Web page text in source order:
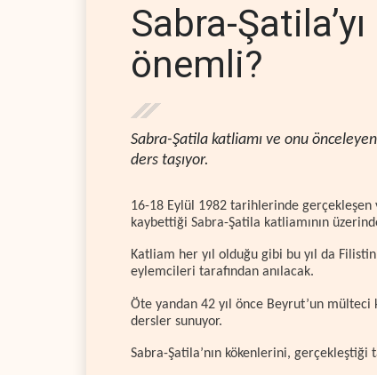
Sabra-
önemli?
Sabra-Şatila katliamı ve onu
ders taşıyor.
16-18 Eylül 1982 tarihlerinde gerçekleşen
kaybettiği Sabra-Şatila katliamının
Katliam her yıl olduğu gibi bu yıl da
eylemcileri tarafından anılacak.
Öte yandan 42 yıl önce Beyrut’un
dersler sunuyor.
Sabra-Şatila’nın kökenlerini,